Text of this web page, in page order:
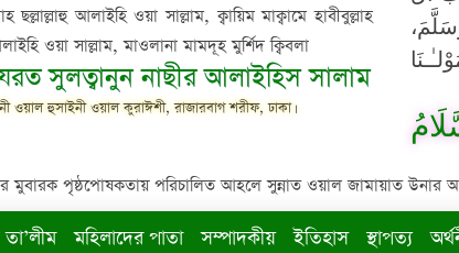
আলাইহি ওয়া সাল্লাম, ক্বায়িম মাক্বামে হাবীবুল্লাহ
ওয়া সাল্লাম, মাওলানা মামদূহ মুর্শিদ ক্বিবলা
সুলত্বানুন নাছীর আলাইহিস সালাম
ওয়াল হুসাইনী ওয়াল কুরাঈশী, রাজারবাগ শরীফ, ঢাকা।
মুবারক পৃষ্ঠপোষকতায় পরিচালিত আহলে সুন্নাত ওয়াল জামায়াত উনার
মহিলাদের পাতা সম্পাদকীয় ইতিহাস স্থাপত্য